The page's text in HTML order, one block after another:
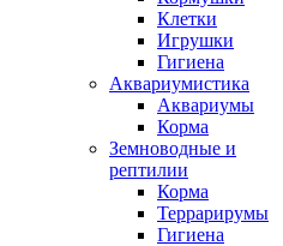
Клетки
Игрушки
Гигиена
Аквариумистика
Аквариумы
Корма
Земноводные и
рептилии
Корма
Террарирумы
Гигиена